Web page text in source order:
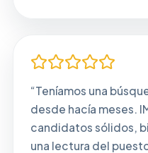
“Teníamos una
desde hacía meses.
candidatos sólidos,
una lectura del